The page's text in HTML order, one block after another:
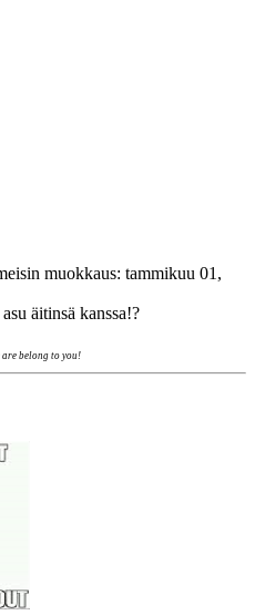
muokkaus: tammikuu 01,
äitinsä kanssa!?
are belong to you!